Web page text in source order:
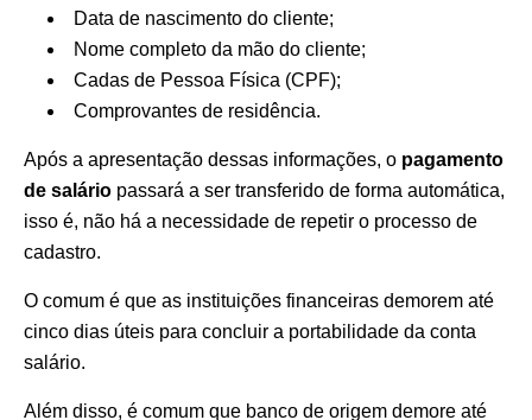
Data de nascimento do cliente;
Nome completo da mão do cliente;
Cadas de Pessoa Física (CPF);
Comprovantes de residência.
Após a apresentação dessas informações, o pagamento
de salário passará a ser transferido de forma automática,
isso é, não há a necessidade de repetir o processo de
cadastro.
O comum é que as instituições financeiras demorem até
cinco dias úteis para concluir a portabilidade da conta
salário.
Além disso, é comum que banco de origem demore até